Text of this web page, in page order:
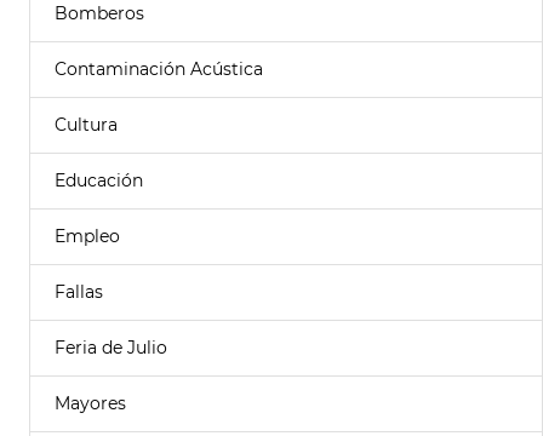
Bomberos
Contaminación Acústica
Cultura
Educación
Empleo
Fallas
Feria de Julio
Mayores